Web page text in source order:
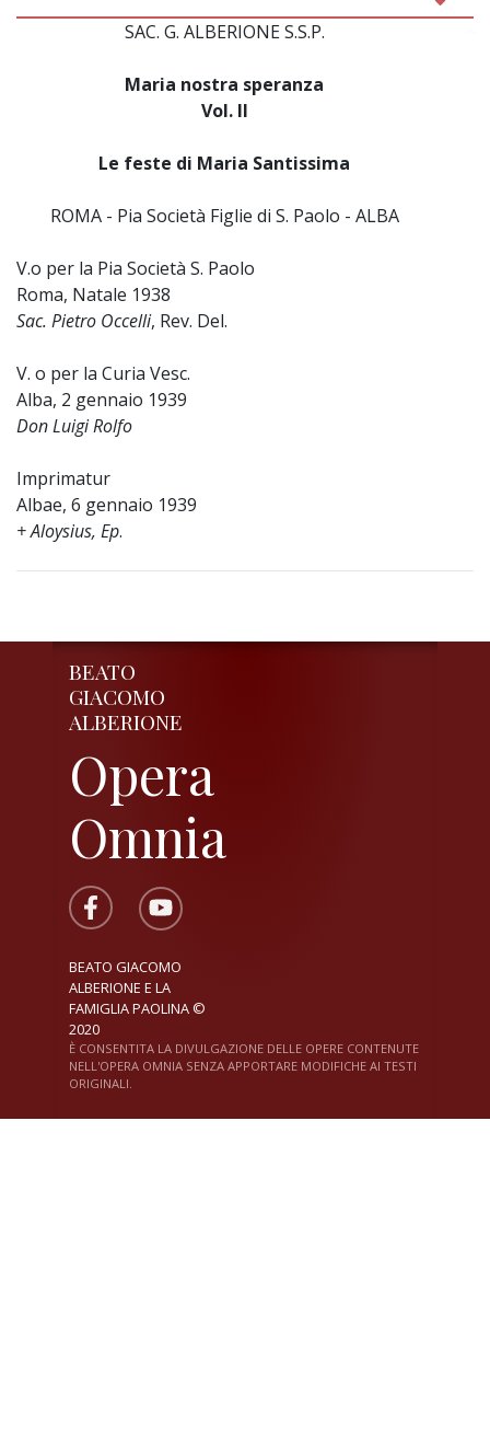
SAC. G. ALBERIONE S.S.P.
Maria nostra speranza
Vol. II
Le feste di Maria Santissima
ROMA - Pia Società Figlie di S. Paolo - ALBA
V.o per la Pia Società S. Paolo
Roma, Natale 1938
Sac. Pietro Occelli, Rev. Del.
V. o per la Curia Vesc.
Alba, 2 gennaio 1939
Don Luigi Rolfo
Imprimatur
Albae, 6 gennaio 1939
+ Aloysius, Ep.
BEATO
GIACOMO
ALBERIONE
Opera
Omnia
BEATO GIACOMO
ALBERIONE E LA
FAMIGLIA PAOLINA ©
2020
È CONSENTITA LA DIVULGAZIONE DELLE OPERE CONTENUTE
NELL'OPERA OMNIA SENZA APPORTARE MODIFICHE AI TESTI
ORIGINALI.